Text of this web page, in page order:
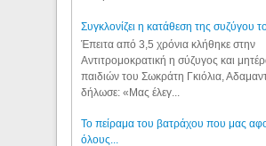
Συγκλονίζει η κατάθεση της συζύγου
Έπειτα από 3,5 χρόνια κλήθηκε στην
Αντιτρομοκρατική η σύζυγος και
παιδιών του Σωκράτη Γκιόλια,
δήλωσε: «Μας έλεγ...
Το πείραμα του βατράχου που μας
όλους...